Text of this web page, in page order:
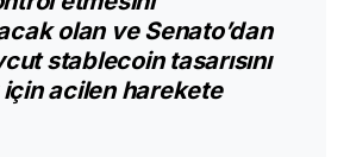
olan ve Senato’dan
stablecoin tasarısını
acilen harekete